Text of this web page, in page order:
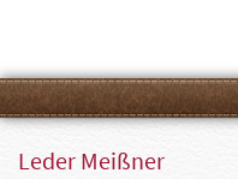
Leder Meißner